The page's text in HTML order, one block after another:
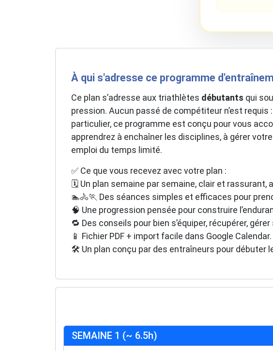
À qui s'adresse ce programme
Ce plan s’adresse aux triathlètes débutants qui
pression. Aucun passé de compétiteur n’est requis
particulier, ce programme est conçu pour vous
apprendrez à enchaîner les disciplines, à gérer
emploi du temps limité.
✅ Ce que vous recevez avec votre plan :
🗓️ Un plan semaine par semaine, clair et rassurant,
🏊🚴🏃 Des séances simples et efficaces pour
🧠 Une progression pensée pour construire
🔁 Des conseils pour bien s’équiper, récupérer,
📱 Fichier PDF + import facile dans Google Calendar.
🛠️ Un plan conçu par des entraîneurs pour débuter
SEMAINE 1 (~ 6.5h)